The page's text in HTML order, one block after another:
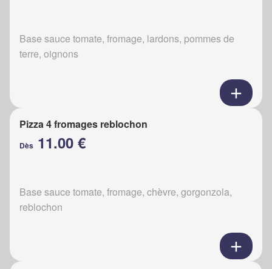
Base sauce tomate, fromage, lardons, pommes de
terre, oignons
Pizza 4 fromages reblochon
Dès 11.00 €
Base sauce tomate, fromage, chèvre, gorgonzola,
reblochon